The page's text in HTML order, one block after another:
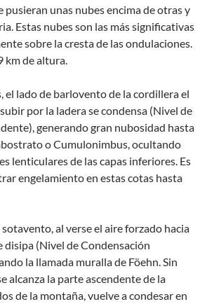
pusieran unas nubes encima de otras y
Estas nubes son las más significativas
sobre la cresta de las ondulaciones.
km de altura.
el lado de barlovento de la cordillera el
por la ladera se condensa (Nivel de
generando gran nubosidad hasta
o Cumulonimbus, ocultando
lenticulares de las capas inferiores. Es
engelamiento en estas cotas hasta
al verse el aire forzado hacia
disipa (Nivel de Condensación
la llamada muralla de Föehn. Sin
alcanza la parte ascendente de la
de la montaña, vuelve a condesar en